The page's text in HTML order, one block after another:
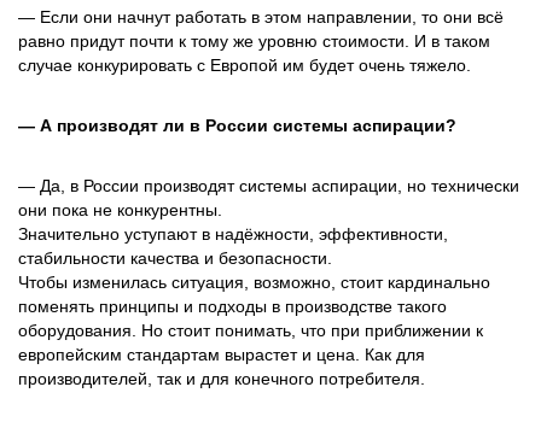
— Если они начнут работать в этом направлении, то они всё
равно придут почти к тому же уровню стоимости. И в таком
случае конкурировать с Европой им будет очень тяжело.
— А производят ли в России системы аспирации?
— Да, в России производят системы аспирации, но технически
они пока не конкурентны.
Значительно уступают в надёжности, эффективности,
стабильности качества и безопасности.
Чтобы изменилась ситуация, возможно, стоит кардинально
поменять принципы и подходы в производстве такого
оборудования. Но стоит понимать, что при приближении к
европейским стандартам вырастет и цена. Как для
производителей, так и для конечного потребителя.